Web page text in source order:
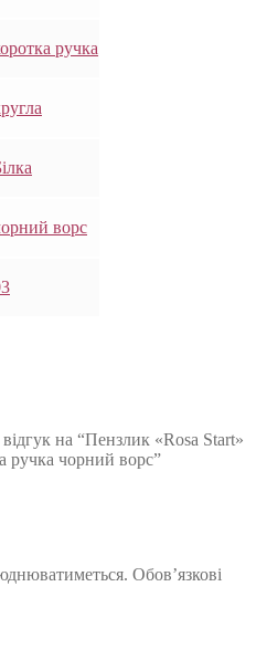
ручка
ворс
на “Пензлик «Rosa Start»
ручка чорний ворс”
Обов’язкові